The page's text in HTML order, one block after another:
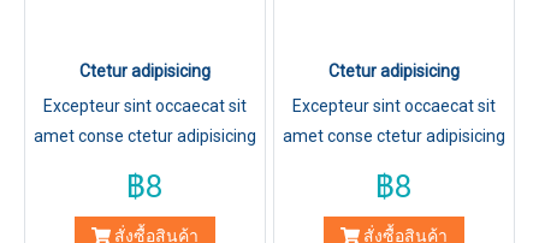
Ctetur adipisicing
Excepteur sint occaecat sit
amet conse ctetur adipisicing
incididuntut labore et dolore
magna aliqua.
฿8
สั่งซื้อสินค้า
Ctetur adipisicing
Excepteur sint occaecat sit
amet conse ctetur adipisicing
incididuntut labore et dolore
magna aliqua.
฿8
สั่งซื้อสินค้า